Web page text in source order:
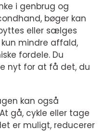
i genbrug og
bøger kan
eller sælges
kun mindre affald,
fordele. Du
nyt for at få det, du
kan også
gå, cykle eller tage
er muligt, reducerer